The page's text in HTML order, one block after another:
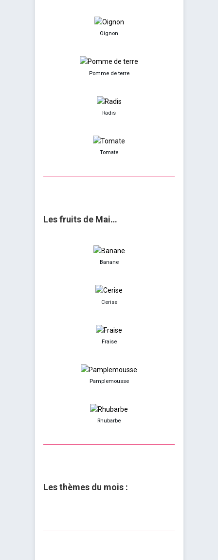
Oignon
Pomme de terre
Radis
Tomate
Les fruits de Mai…
Banane
Cerise
Fraise
Pamplemousse
Rhubarbe
Les thèmes du mois :